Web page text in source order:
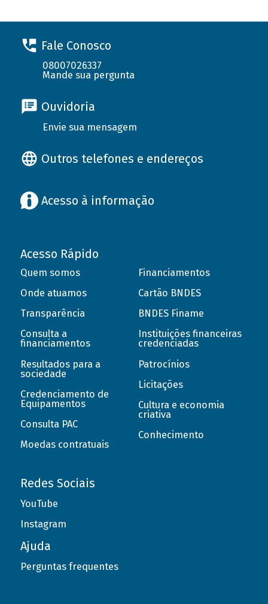
Fale Conosco
08007026337
Mande sua pergunta
Ouvidoria
Envie sua mensagem
Outros telefones e endereços
Acesso à informação
Acesso Rápido
Quem somos
Onde atuamos
Transparência
Consulta a
financiamentos
Resultados para a
sociedade
Credenciamento de
Equipamentos
Consulta PAC
Moedas contratuais
Financiamentos
Cartão BNDES
BNDES Finame
Instituições financeiras
credenciadas
Patrocínios
Licitações
Cultura e economia
criativa
Conhecimento
Redes Sociais
YouTube
Instagram
Ajuda
Perguntas frequentes